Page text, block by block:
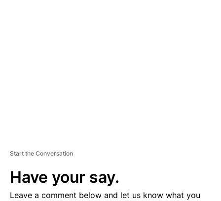
Start the Conversation
Have your say.
Leave a comment below and let us know what you